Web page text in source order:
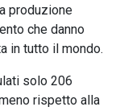
produzione
che danno
in tutto il mondo.
solo 206
rispetto alla